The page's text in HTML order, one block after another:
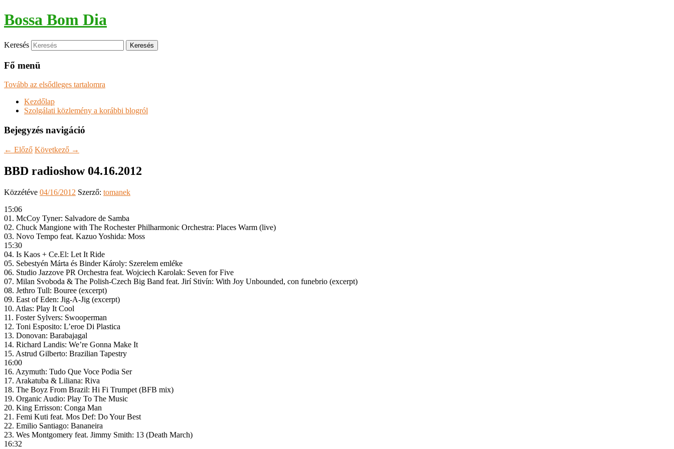
Bossa Bom Dia
Keresés
Fő menü
Tovább az elsődleges tartalomra
Kezdőlap
Szolgálati közlemény a korábbi blogról
Bejegyzés navigáció
← Előző Következő →
BBD radioshow 04.16.2012
Közzétéve 04/16/2012 Szerző: tomanek
15:06
01. McCoy Tyner: Salvadore de Samba
02. Chuck Mangione with The Rochester Philharmonic Orchestra: Places Warm (live)
03. Novo Tempo feat. Kazuo Yoshida: Moss
15:30
04. Is Kaos + Ce.El: Let It Ride
05. Sebestyén Márta és Binder Károly: Szerelem emléke
06. Studio Jazzove PR Orchestra feat. Wojciech Karolak: Seven for Five
07. Milan Svoboda & The Polish-Czech Big Band feat. Jirí Stivín: With Joy Unbounded, con funebrio (excerpt)
08. Jethro Tull: Bouree (excerpt)
09. East of Eden: Jig-A-Jig (excerpt)
10. Atlas: Play It Cool
11. Foster Sylvers: Swooperman
12. Toni Esposito: L’eroe Di Plastica
13. Donovan: Barabajagal
14. Richard Landis: We’re Gonna Make It
15. Astrud Gilberto: Brazilian Tapestry
16:00
16. Azymuth: Tudo Que Voce Podia Ser
17. Arakatuba & Liliana: Riva
18. The Boyz From Brazil: Hi Fi Trumpet (BFB mix)
19. Organic Audio: Play To The Music
20. King Errisson: Conga Man
21. Femi Kuti feat. Mos Def: Do Your Best
22. Emilio Santiago: Bananeira
23. Wes Montgomery feat. Jimmy Smith: 13 (Death March)
16:32